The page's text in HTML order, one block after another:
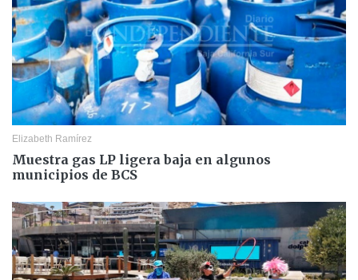
Elizabeth Ramírez
Muestra gas LP ligera baja en algunos
municipios de BCS